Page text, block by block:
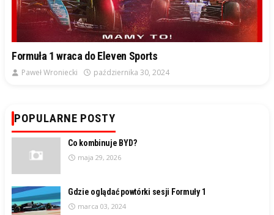
Formuła 1 wraca do Eleven Sports
Paweł Wroniecki października 30, 2024
POPULARNE POSTY
Co kombinuje BYD?
maja 29, 2026
Gdzie oglądać powtórki sesji Formuły 1
marca 03, 2024